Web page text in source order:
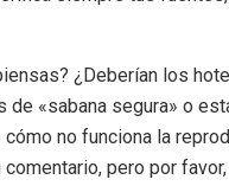
¿Deberían los
de «sabana segura» o
no funciona la
comentario, pero por